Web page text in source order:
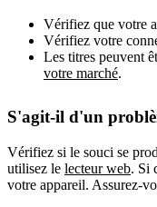
Vérifiez que votre
Vérifiez votre
Les titres peuvent
votre marché.
S'agit-il d'un
Vérifiez si le souci se
utilisez le lecteur web. Si
votre appareil. Assurez-